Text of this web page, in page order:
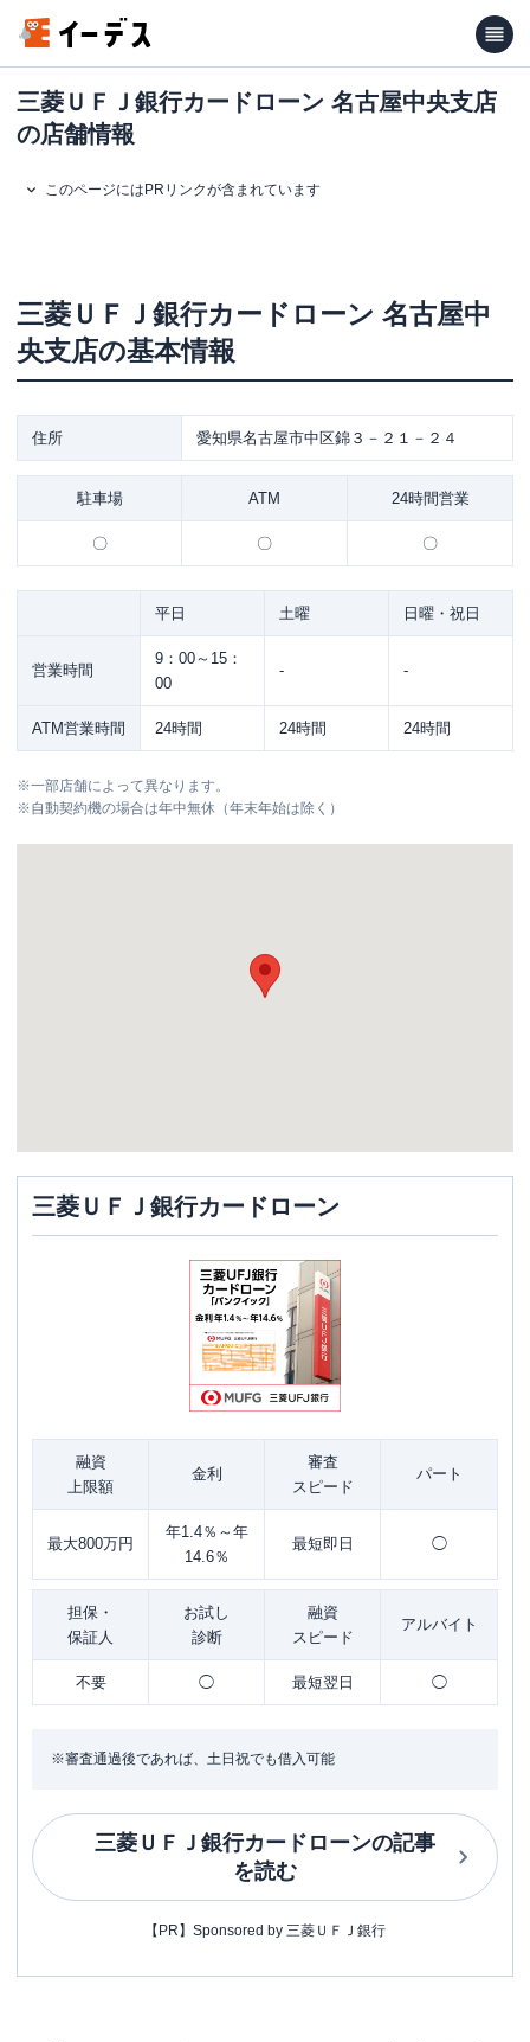
三菱ＵＦＪ銀行カードローン 名古屋中央支店
の店舗情報
このページにはPRリンクが含まれています
三菱ＵＦＪ銀行カードローン 名古屋中
央支店の基本情報
住所 愛知県名古屋市中区錦３－２１－２４
駐車場 ATM 24時間営業
〇 〇 〇
平日 土曜 日曜・祝日
営業時間
9：00～15：
00
- -
ATM営業時間 24時間 24時間 24時間
※一部店舗によって異なります。
※自動契約機の場合は年中無休（年末年始は除く）
三菱ＵＦＪ銀行カードローン
融資
上限額
金利
審査
スピード
パート
最大800万円
年1.4％～年
14.6％
最短即日 ◯
担保・
保証人
お試し
診断
融資
スピード
アルバイト
不要 ◯ 最短翌日 ◯
※審査通過後であれば、土日祝でも借入可能
三菱ＵＦＪ銀行カードローンの記事
を読む
【PR】Sponsored by 三菱ＵＦＪ銀行